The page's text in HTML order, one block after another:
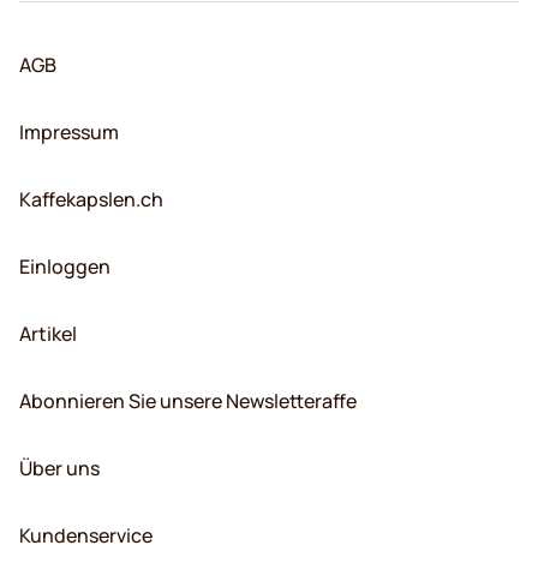
AGB
Impressum
Kaffekapslen.ch
Einloggen
Artikel
Abonnieren Sie unsere Newsletteraffe
Über uns
Kundenservice